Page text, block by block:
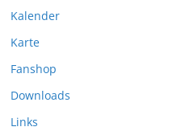
Kalender
Karte
Fanshop
Downloads
Links